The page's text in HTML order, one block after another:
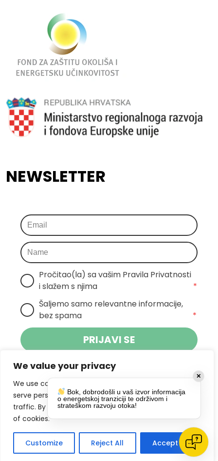
We value your privacy
We use cookies to enhance your browsing experience,
serve personalized ads or content, and analyze our
traffic. By clicking "Accept All", you consent to our use
of cookies.
Customize Reject All Accept All
NEWSLETTER
Pročitao(la) sa vašim Pravila Privatnosti
i slažem s njima
*
Šaljemo samo relevantne informacije,
bez spama
*
PRIJAVI SE
Klikom na gumb dajete suglasnost za
primanje novosti Pokreta Otoka te se
slažete spolitikom privatnosti.
DRUŠTVENE MREŽE
✕
Bok, dobrodošli u vaš izvor informacija
o energetskoj tranziciji te održivom i
strateškom razvoju otoka!